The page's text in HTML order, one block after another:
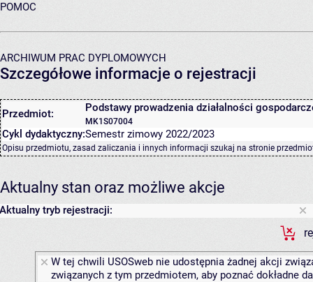
POMOC
ARCHIWUM PRAC DYPLOMOWYCH
Szczegółowe informacje o rejestracji
Przedmiot: Podstawy prowadzenia działalności
MK1S07004
Cykl dydaktyczny:Semestr zimowy 2022/2023
Opisu przedmiotu, zasad zaliczania i innych informacji szukaj na stronie
Aktualny stan oraz możliwe akcje
Aktualny tryb rejestracji:
W tej chwili USOSweb nie udostępnia żadnej akcji
związanych z tym przedmiotem, aby poznać dokładne